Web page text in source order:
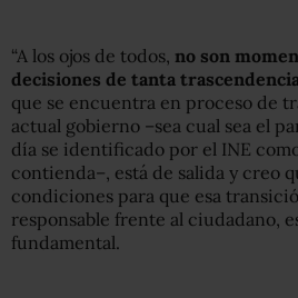
“A los ojos de todos, no son
decisiones de tanta
que se encuentra en proceso de
actual gobierno –sea cual sea el
día se identificado por el INE
contienda–, está de salida y creo
condiciones para que esa
responsable frente al ciudadano,
fundamental.